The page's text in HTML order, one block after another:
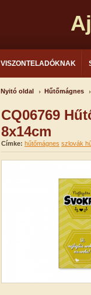
VISZONTELADÓKNAK
Nyitó oldal Hűtőmágnes
CQ06769
8x14cm
Címke: hűtőmágnes szlovák